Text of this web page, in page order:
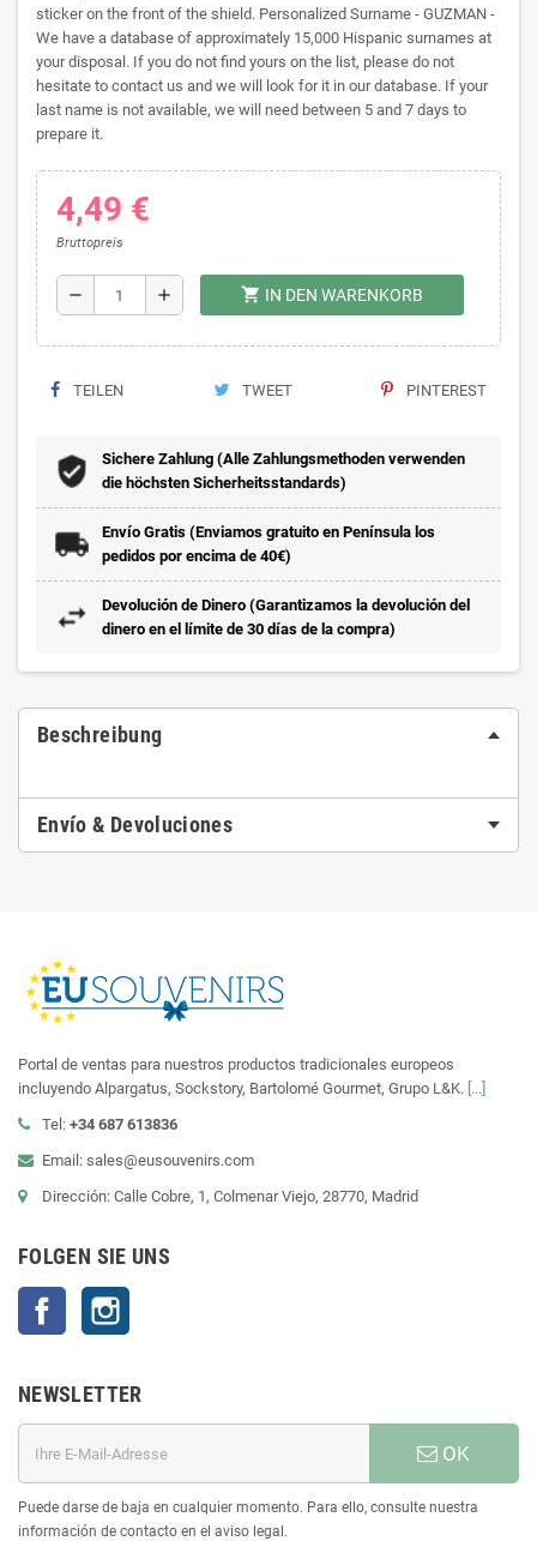
sticker on the front of the shield. Personalized Surname - GUZMAN -
We have a database of approximately 15,000 Hispanic surnames at
your disposal. If you do not find yours on the list, please do not
hesitate to contact us and we will look for it in our database. If your
last name is not available, we will need between 5 and 7 days to
prepare it.
4,49 €
Bruttopreis
remove add shopping_cart IN DEN WARENKORB
TEILEN TWEET PINTEREST
Sichere Zahlung (Alle Zahlungsmethoden verwenden
die höchsten Sicherheitsstandards)
Envío Gratis (Enviamos gratuito en Península los
pedidos por encima de 40€)
Devolución de Dinero (Garantizamos la devolución del
dinero en el límite de 30 días de la compra)
Beschreibung
Envío & Devoluciones
Portal de ventas para nuestros productos tradicionales europeos
incluyendo Alpargatus, Sockstory, Bartolomé Gourmet, Grupo L&K. [...]
Tel: +34 687 613836
Email: sales@eusouvenirs.com
Dirección: Calle Cobre, 1, Colmenar Viejo, 28770, Madrid
FOLGEN SIE UNS
Facebook
NEWSLETTER
OK
Puede darse de baja en cualquier momento. Para ello, consulte nuestra
información de contacto en el aviso legal.